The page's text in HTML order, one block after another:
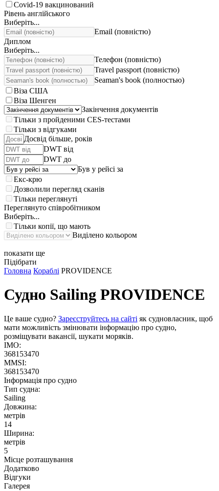
Covid-19 вакцинований
Рівень англійського
Виберіть...
Email (повністю)
Диплом
Виберіть...
Телефон (повністю)
Travel passport (повністю)
Seaman's book (полностью)
Віза США
Віза Шенген
Закінчення документів
Тільки з пройденими CES-тестами
Тільки з відгуками
Досвід більше, років
DWT від
DWT до
Був у рейсі за
Екс-крю
Дозволили перегляд сканів
Тільки переглянуті
Переглянуто співробітником
Виберіть...
Тільки копії, що мають
Виділено кольором
показати ще
Підібрати
Головна Кораблі PROVIDENCE
Судно Sailing PROVIDENCE
Це ваше судно? Зареєструйтесь на сайті як судновласник, щоб
мати можливість змінювати інформацію про судно,
розміщувати вакансії, шукати моряків.
IMO:
368153470
MMSI:
368153470
Інформація про судно
Тип судна:
Sailing
Довжина:
метрів
14
Ширина:
метрів
5
Місце розташування
Додатково
Відгуки
Галерея